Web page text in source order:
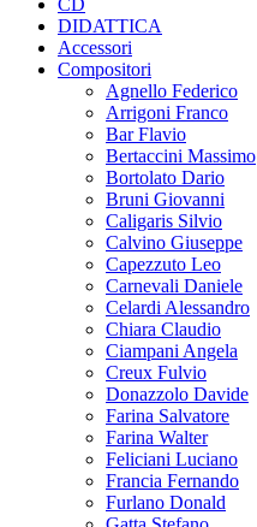
CD
DIDATTICA
Accessori
Compositori
Agnello Federico
Arrigoni Franco
Bar Flavio
Bertaccini Massimo
Bortolato Dario
Bruni Giovanni
Caligaris Silvio
Calvino Giuseppe
Capezzuto Leo
Carnevali Daniele
Celardi Alessandro
Chiara Claudio
Ciampani Angela
Creux Fulvio
Donazzolo Davide
Farina Salvatore
Farina Walter
Feliciani Luciano
Francia Fernando
Furlano Donald